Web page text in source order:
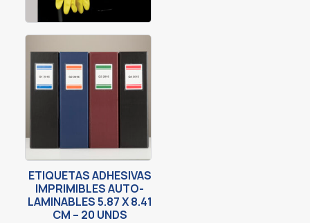
ETIQUETAS ADHESIVAS
IMPRIMIBLES AUTO-
LAMINABLES 5.87 X 8.41
CM – 20 UNDS